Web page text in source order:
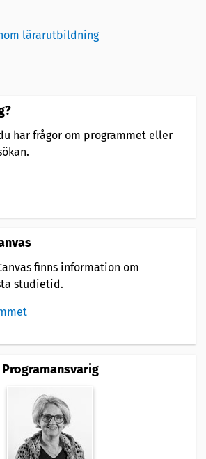
lärarutbildning
har frågor om programmet eller
finns information om
studietid.
Programansvarig